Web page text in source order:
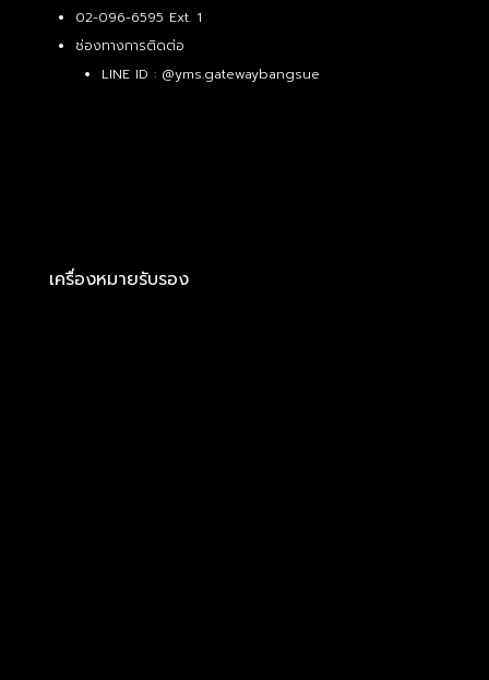
02-096-6595 Ext. 1
ช่องทางการติดต่อ
LINE ID : @yms.gatewaybangsue
เครื่องหมายรับรอง